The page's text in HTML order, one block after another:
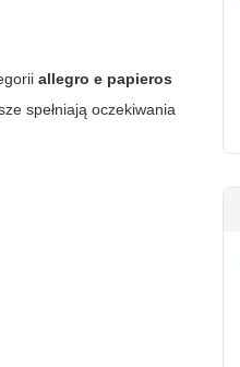
allegro e papieros
spełniają oczekiwania